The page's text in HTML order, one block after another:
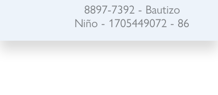
8897-7392 - Bautizo
Niño - 1705449072 - 86